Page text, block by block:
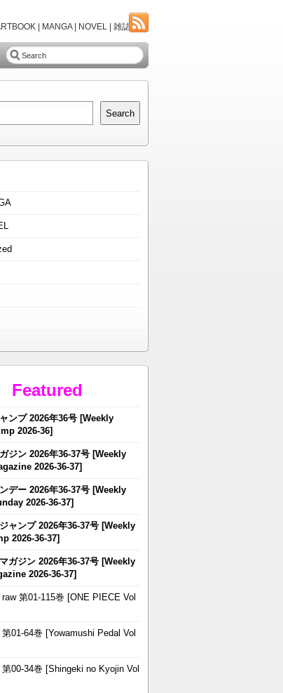
| MANGA | NOVEL | 雑誌
Search
Featured
ンプ 2026年36号 [Weekly
2026-36]
ジン 2026年36-37号 [Weekly
2026-36-37]
デー 2026年36-37号 [Weekly
2026-36-37]
ャンプ 2026年36-37号 [Weekly
2026-36-37]
ガジン 2026年36-37号 [Weekly
2026-36-37]
第01-115巻 [ONE PIECE Vol
01-64巻 [Yowamushi Pedal Vol
00-34巻 [Shingeki no Kyojin Vol